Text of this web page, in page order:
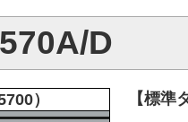
D
） 【標準